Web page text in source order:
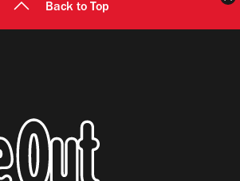
Back to Top